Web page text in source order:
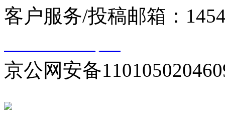
客户服务/投稿邮箱：
京公网安备